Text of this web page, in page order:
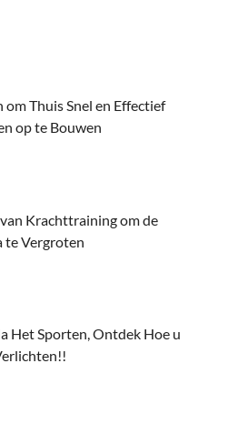
om Thuis Snel en Effectief
op te Bouwen
Krachttraining om de
te Vergroten
Het Sporten, Ontdek Hoe u